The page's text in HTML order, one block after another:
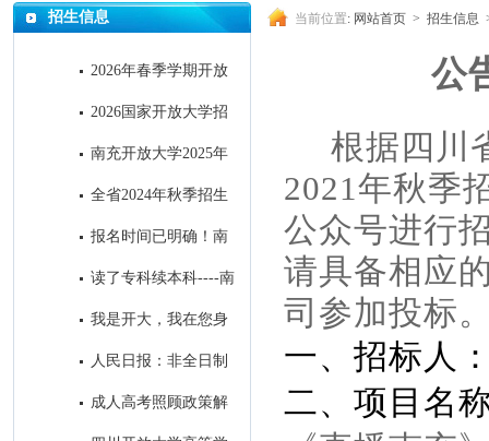
招生信息
2026年春季学期开放
教育招生简章
2026国家开放大学招
南充开放大学2025年
全省2024年秋季招生
工作研究部署会在我校召开
报名时间已明确！南
充这所大学在等你
读了专科续本科----南
充开放大学成为求学者首选的学
我是开大，我在您身
人民日报：非全日制
学历一律同等对待!在职学历教
成人高考照顾政策解
当前位置: 网站首页 > 招生信息
公
根据四川
2021年秋季
公众号进行
请具备相应
司参加投标
一、招标人
二、项目名